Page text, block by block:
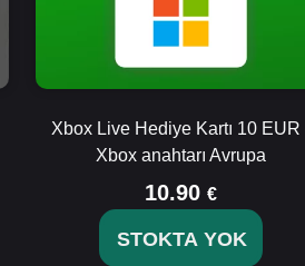
Xbox Live Hediye Kartı 10 EUR
Xbox anahtarı Avrupa
10.90 €
STOKTA YOK